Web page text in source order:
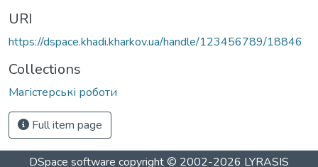
URI
https://dspace.khadi.kharkov.ua/handle/123456789/18846
Collections
Магістерські роботи
Full item page
DSpace software copyright © 2002-2026 LYRASIS